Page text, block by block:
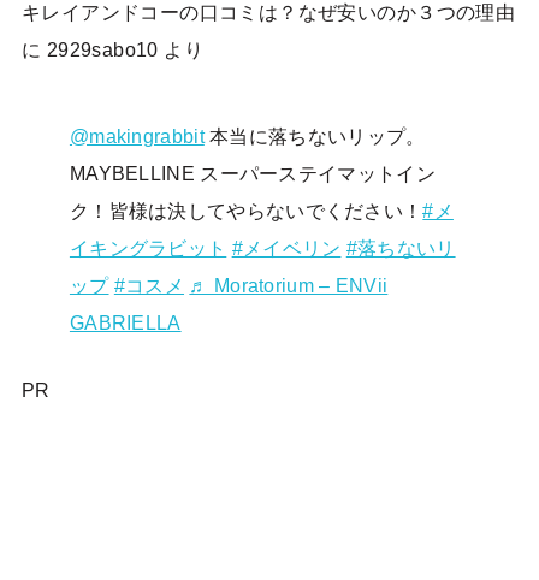
キレイアンドコーの口コミは？なぜ安いのか３つの理由
に 2929sabo10 より
@makingrabbit本当に落ちないリップ。
MAYBELLINE スーパーステイマットイン
ク！皆様は決してやらないでください！#メ
イキングラビット #メイベリン #落ちないリ
ップ #コスメ ♬ Moratorium – ENVii
GABRIELLA
PR